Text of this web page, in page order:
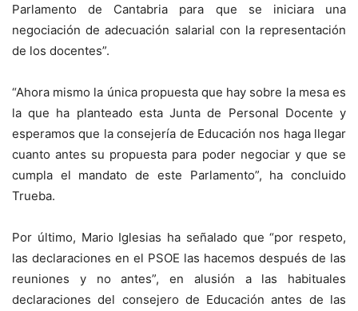
Parlamento de Cantabria para que se iniciara una
negociación de adecuación salarial con la representación
de los docentes”.
“Ahora mismo la única propuesta que hay sobre la mesa es
la que ha planteado esta Junta de Personal Docente y
esperamos que la consejería de Educación nos haga llegar
cuanto antes su propuesta para poder negociar y que se
cumpla el mandato de este Parlamento”, ha concluido
Trueba.
Por último, Mario Iglesias ha señalado que “por respeto,
las declaraciones en el PSOE las hacemos después de las
reuniones y no antes”, en alusión a las habituales
declaraciones del consejero de Educación antes de las